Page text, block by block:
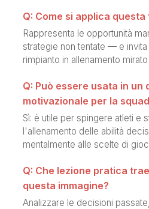
Q: Come si applica
Rappresenta le opportunità
strategie non tentate — e
rimpianto in allenamento
Q: Può essere usata in un
motivazionale per la
Sì: è utile per spingere atleti e
l'allenamento delle abilità
mentalmente alle scelte di
Q: Che lezione pratica
questa immagine?
Analizzare le decisioni